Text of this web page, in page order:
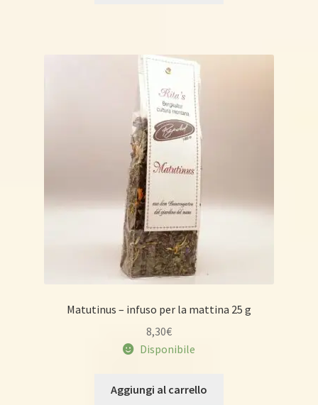
Matutinus – infuso per la mattina 25 g
8,30€
Disponibile
Aggiungi al carrello